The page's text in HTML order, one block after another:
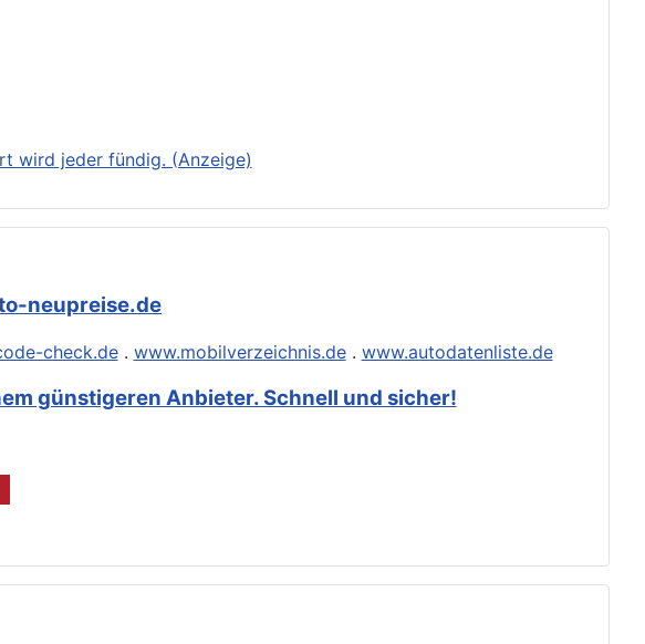
wird jeder fündig. (Anzeige)
neupreise.de
check.de. www.mobilverzeichnis.de. www.autodatenliste.de
günstigeren Anbieter. Schnell und sicher!